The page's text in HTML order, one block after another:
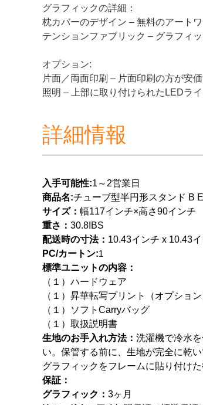
グラフィックの詳細：
枕カバーのデザイン – 無料のアート
テンションファブリック – グラフィ
オプション:
片面／両面印刷 – 片面印刷の方が安
照明 – 上部に取り付けられたLEDラ
詳細情報
入手可能性:1～2営業日
商品名:チューブ型半円形スタンド B
サイズ： 幅117インチ×高さ90インチ
重さ： 30.8 IBS
配送時の寸法： 10.43インチ x 10.43
PC/カートン:1
標準ユニットの内容：
（１）ハードウェア
（１）昇華転写プリント（オプション
（１）ソフトCarryバッグ
（１）取扱説明書
生地のお手入れ方法： 洗濯機で冷水
い。保管する前に、生地が完全に乾
グラフィックをフレームに貼り付け
保証：
グラフィック： 3ヶ月